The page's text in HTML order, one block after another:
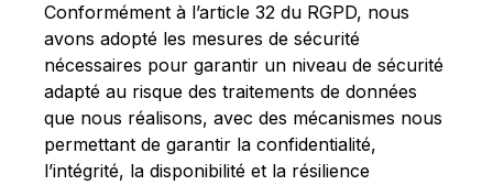
Conformément à l’article 32 du RGPD, nous
avons adopté les mesures de sécurité
nécessaires pour garantir un niveau de sécurité
adapté au risque des traitements de données
que nous réalisons, avec des mécanismes nous
permettant de garantir la confidentialité,
l’intégrité, la disponibilité et la résilience